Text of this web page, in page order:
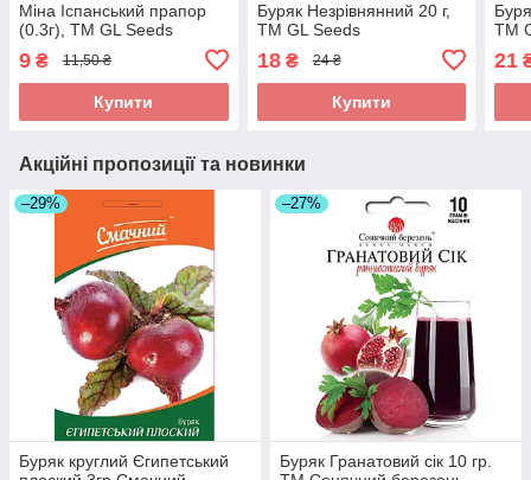
Мiна Іспанський прапор
(0.3г), TM GL Seeds
9 ₴ 11,50 ₴
Купити
Буряк Незрiвнянний 20 г,
TM GL Seeds
18₴ 24 ₴
Купити
TM
21
Акційні пропозиції та новинки
–29%
Буряк круглий Єгипетський
–27%
Буряк Гранатовий сік 10 гр.